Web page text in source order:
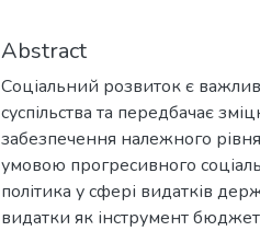
Abstract
Соціальний розвиток є
суспільства та передбачає
забезпечення належного
умовою прогресивного
політика у сфері видатків
видатки як інструмент